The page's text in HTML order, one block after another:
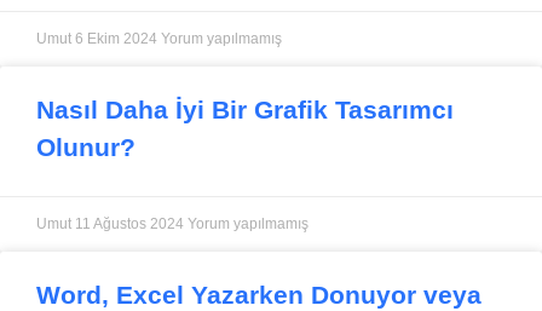
Umut 6 Ekim 2024 Yorum yapılmamış
Nasıl Daha İyi Bir Grafik Tasarımcı
Olunur?
Umut 11 Ağustos 2024 Yorum yapılmamış
Word, Excel Yazarken Donuyor veya